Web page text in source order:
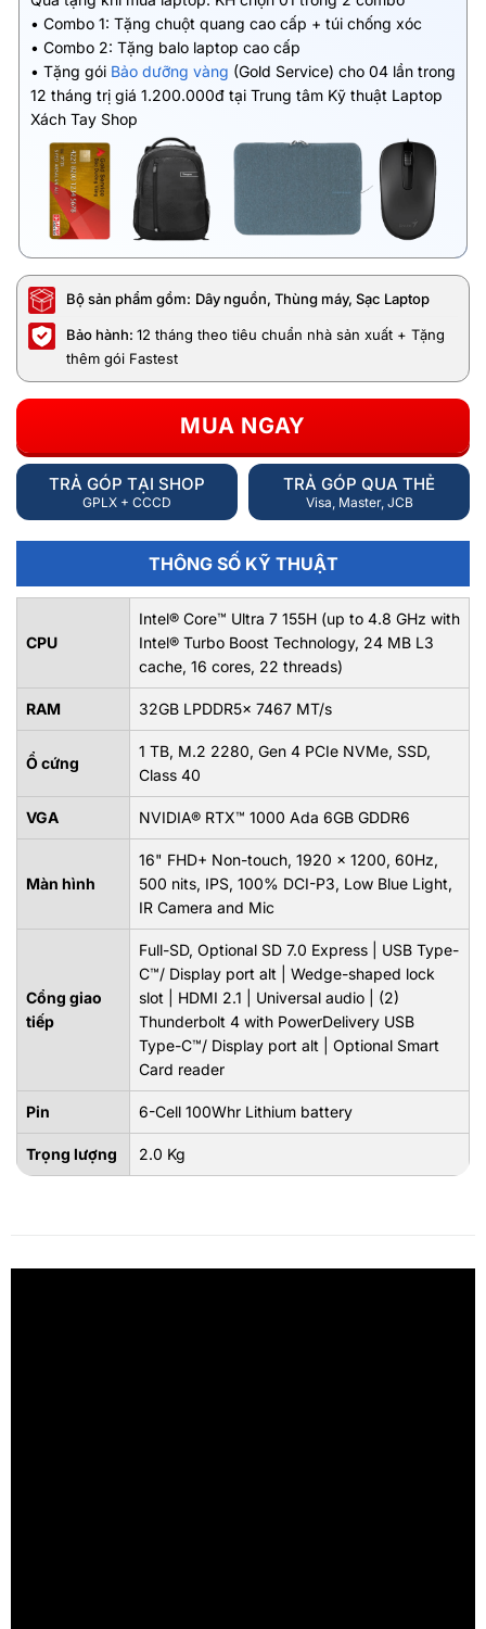
• Combo 1: Tặng chuột quang cao cấp + túi chống xóc
• Combo 2: Tặng balo laptop cao cấp
• Tặng gói Bảo dưỡng vàng (Gold Service) cho 04 lần trong
12 tháng trị giá 1.200.000đ tại Trung tâm Kỹ thuật Laptop
Xách Tay Shop
Bộ sản phẩm gồm: Dây nguồn, Thùng máy, Sạc Laptop
Bảo hành: 12 tháng theo tiêu chuẩn nhà sản xuất + Tặng
thêm gói Fastest
MUA NGAY
TRẢ GÓP TẠI SHOP
GPLX + CCCD
TRẢ GÓP QUA THẺ
Visa, Master, JCB
THÔNG SỐ KỸ THUẬT
CPU
Intel® Core™ Ultra 7 155H (up to 4.8 GHz with
Intel® Turbo Boost Technology, 24 MB L3
cache, 16 cores, 22 threads)
RAM 32GB LPDDR5x 7467 MT/s
Ổ cứng
1 TB, M.2 2280, Gen 4 PCIe NVMe, SSD,
Class 40
VGA NVIDIA® RTX™ 1000 Ada 6GB GDDR6
Màn hình
16" FHD+ Non-touch, 1920 x 1200, 60Hz,
500 nits, IPS, 100% DCI-P3, Low Blue Light,
IR Camera and Mic
Cổng giao
tiếp
Full-SD, Optional SD 7.0 Express | USB Type-
C™/ Display port alt | Wedge-shaped lock
slot | HDMI 2.1 | Universal audio | (2)
Thunderbolt 4 with PowerDelivery USB
Type-C™/ Display port alt | Optional Smart
Card reader
Pin 6-Cell 100Whr Lithium battery
Trọng lượng 2.0 Kg